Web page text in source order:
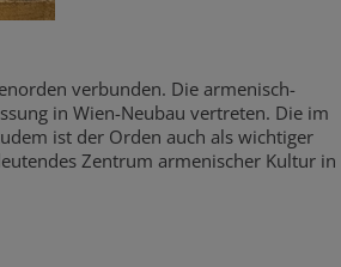
verbunden. Die armenisch-
in Wien-Neubau vertreten. Die im
ist der Orden auch als wichtiger
Zentrum armenischer Kultur in